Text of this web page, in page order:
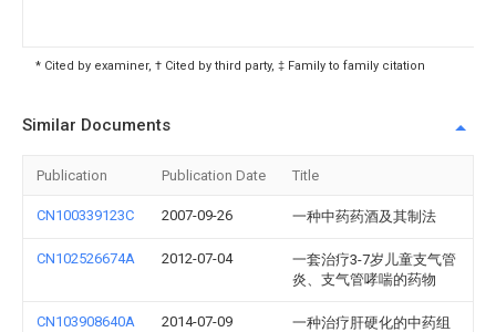
* Cited by examiner, † Cited by third party, ‡ Family to family citation
Similar Documents
Publication Publication Date Title
CN100339123C 2007-09-26 一种中药药酒及其制法
CN102526674A 2012-07-04
一套治疗3-7岁儿童支气管
炎、支气管哮喘的药物
CN103908640A 2014-07-09
一种治疗肝硬化的中药组